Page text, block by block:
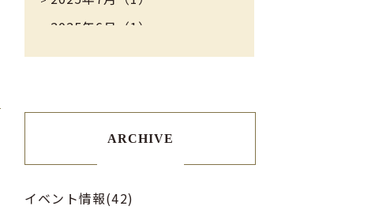
2025年6月（1）
2025年5月（2）
2025年3月（1）
2025年2月（1）
2025年1月（1）
2024年8月（1）
ARCHIVE
イベント情報(42)